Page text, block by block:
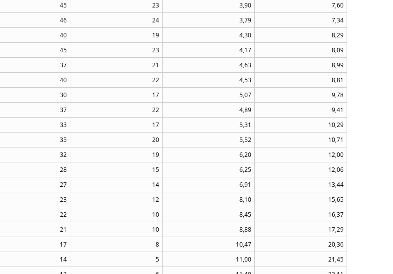
45 23 3,90
7,60
46 24 3,79
7,34
40 19 4,30
8,29
45 23 4,17
8,09
37 21 4,63
8,99
40 22 4,53
8,81
30 17 5,07
9,78
37 22 4,89
9,41
33 17 5,31
10,29
35 20 5,52
10,71
32 19 6,20
12,00
28 15 6,25
12,06
27 14 6,91
13,44
23 12 8,10
15,65
22 10 8,45
16,37
21 10 8,88
17,29
17 8 10,47
20,36
14 5 11,00
21,45